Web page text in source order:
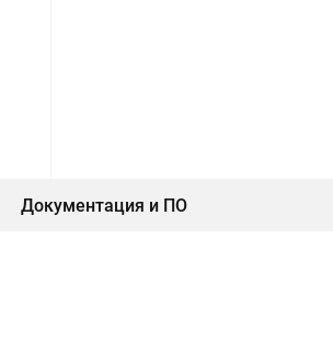
Документация и ПО